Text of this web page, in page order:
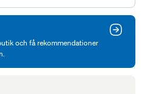
och få rekommendationer